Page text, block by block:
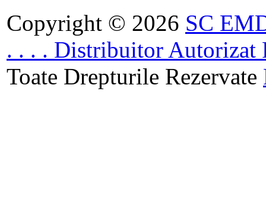
Copyright © 2026 SC
. . . . Distribuitor Autorizat
Toate Drepturile Rezervate